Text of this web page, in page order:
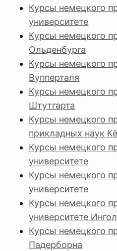
Курсы немецкого
университете
Курсы немецкого
Ольденбурга
Курсы немецкого
Вупперталя
Курсы немецкого
Штутгарта
Курсы немецкого
прикладных наук
Курсы немецкого
университете
Курсы немецкого
университете
Курсы немецкого
университете
Курсы немецкого
Падерборна